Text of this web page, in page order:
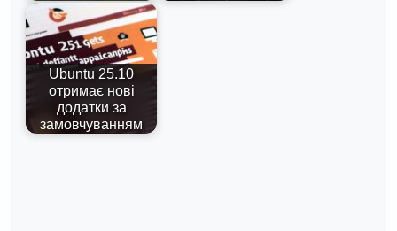
Ubuntu 25.10
отримає нові
додатки за
замовчуванням